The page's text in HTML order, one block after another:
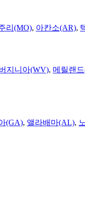
리(MO), 아칸소(AR),
지니아(WV), 메릴랜
(GA), 앨라배마(AL),